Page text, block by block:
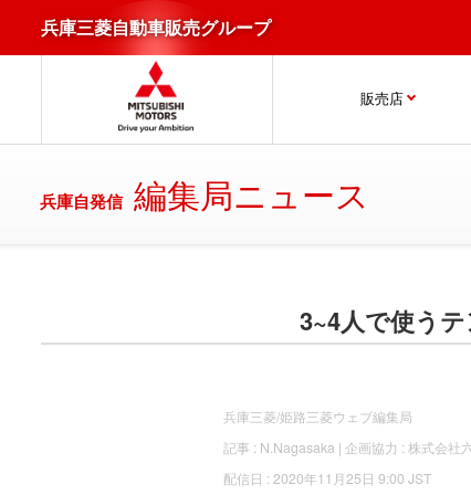
兵庫三菱自動車販売グループ
販売店
兵庫自発信 編集局ニュース
3~4人で使う
兵庫三菱/姫路三菱ウェブ編集局
記事 : N.Nagasaka | 企画協力 : 株式会社
配信日 : 2020年11月25日 9:00 JST